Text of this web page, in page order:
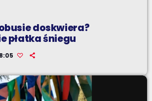
doskwiera?
płatka śniegu